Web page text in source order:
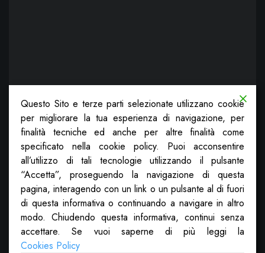
Questo Sito e terze parti selezionate utilizzano cookie
per migliorare la tua esperienza di navigazione, per
finalità tecniche ed anche per altre finalità come
specificato nella cookie policy. Puoi acconsentire
all’utilizzo di tali tecnologie utilizzando il pulsante
“Accetta”, proseguendo la navigazione di questa
pagina, interagendo con un link o un pulsante al di fuori
di questa informativa o continuando a navigare in altro
modo. Chiudendo questa informativa, continui senza
accettare. Se vuoi saperne di più leggi la
Cookies Policy